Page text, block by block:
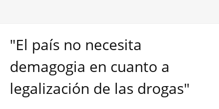
"El país no necesita
demagogia en cuanto a
legalización de las drogas"